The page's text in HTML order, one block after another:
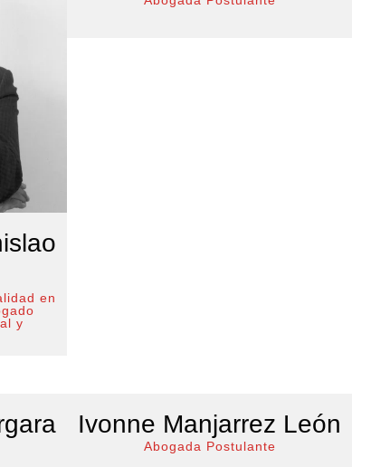
en
y
Ivonne Manjarrez León
Abogada Postulante